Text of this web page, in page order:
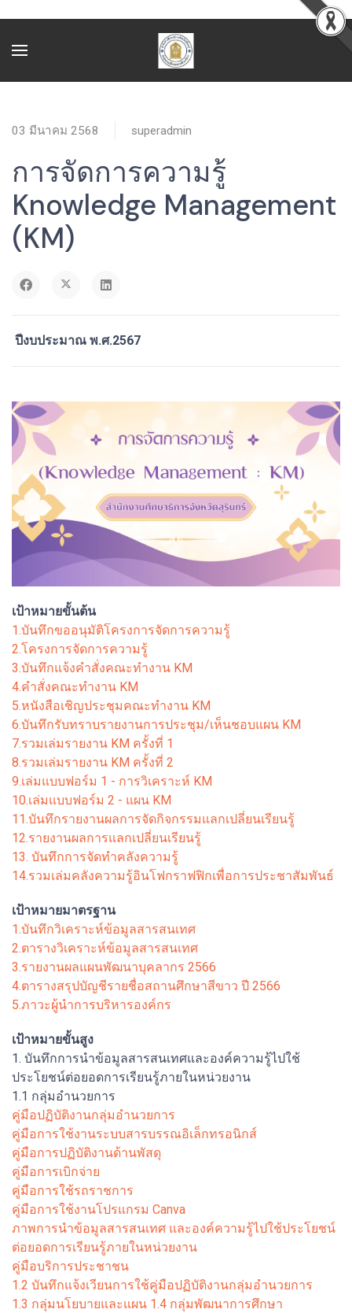
03 มีนาคม 2568 superadmin
การจัดการความรู้
Knowledge Management
(KM)
ปีงบประมาณ พ.ศ.2567
เป้าหมายขั้นต้น
1.บันทึกขออนุมัติโครงการจัดการความรู้
2.โครงการจัดการความรู้
3.บันทึกแจ้งคำสั่งคณะทำงาน KM
4.คำสั่งคณะทำงาน KM
5.หนังสือเชิญประชุมคณะทำงาน KM
6.บันทึกรับทราบรายงานการประชุม/เห็นชอบแผน KM
7.รวมเล่มรายงาน KM ครั้งที่ 1
8.รวมเล่มรายงาน KM ครั้งที่ 2
9.เล่มแบบฟอร์ม 1 - การวิเคราะห์ KM
10.เล่มแบบฟอร์ม 2 - แผน KM
11.บันทึกรายงานผลการจัดกิจกรรมแลกเปลี่ยนเรียนรู้
12.รายงานผลการแลกเปลี่ยนเรียนรู้
13. บันทึกการจัดทำคลังความรู้
14.รวมเล่มคลังความรู้อินโฟกราฟฟิกเพื่อการประชาสัมพันธ์
เป้าหมายมาตรฐาน
1.บันทึกวิเคราะห์ข้อมูลสารสนเทศ
2.ตารางวิเคราะห์ข้อมูลสารสนเทศ
3.รายงานผลแผนพัฒนาบุคลากร 2566
4.ตารางสรุปบัญชีรายชื่อสถานศึกษาสีขาว ปี 2566
5.ภาวะผู้นำการบริหารองค์กร
เป้าหมายขั้นสูง
1. บันทึกการนำข้อมูลสารสนเทศและองค์ความรู้ไปใช้
ประโยชน์ต่อยอดการเรียนรู้ภายในหน่วยงาน
1.1 กลุ่มอำนวยการ
คู่มือปฏิบัติงานกลุ่มอำนวยการ
คู่มือการใช้งานระบบสารบรรณอิเล็กทรอนิกส์
คู่มือการปฏิบัติงานด้านพัสดุ
คู่มือการเบิกจ่าย
คู่มือการใช้รถราชการ
คู่มือการใช้งานโปรแกรม Canva
ภาพการนำข้อมูลสารสนเทศ และองค์ความรู้ไปใช้ประโยชน์
ต่อยอดการเรียนรู้ภายในหน่วยงาน
คู่มือบริการประชาชน
1.2 บันทึกแจ้งเวียนการใช้คู่มือปฏิบัติงานกลุ่มอำนวยการ
1.3 กลุ่มนโยบายและแผน 1.4 กลุ่มพัฒนาการศึกษา